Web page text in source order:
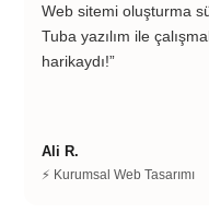
Web sitemi oluşturma
Tuba yazılım ile
harikaydı!”
Ali R.
⚡ Kurumsal Web Tasarımı